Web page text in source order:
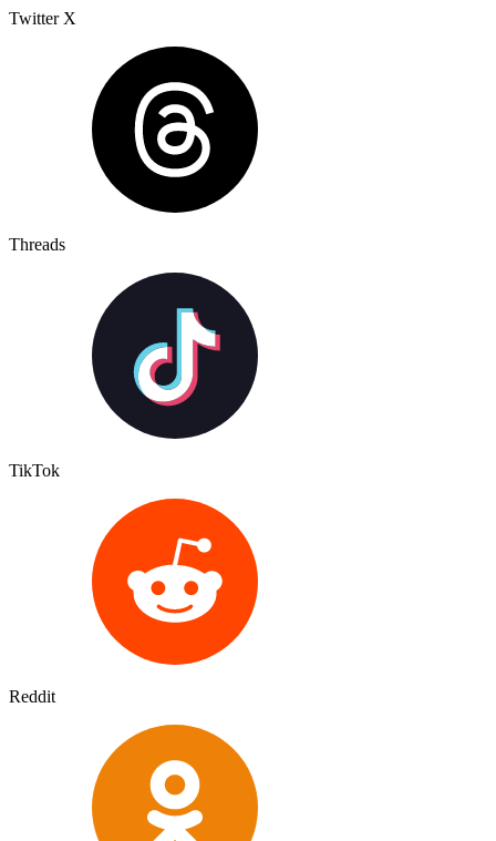
Twitter X
Threads
TikTok
Reddit